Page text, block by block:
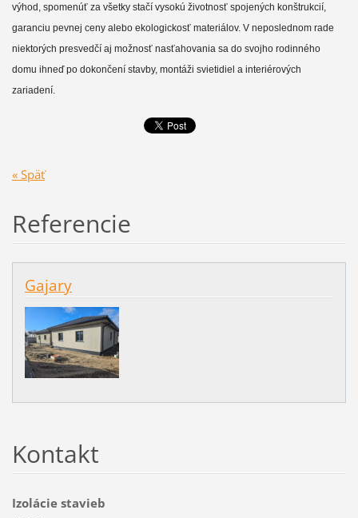
výhod, spomenúť za všetky stačí vysokú životnosť spojených konštrukcií,
garanciu pevnej ceny alebo ekologickosť materiálov. V neposlednom rade
niektorých presvedčí aj možnosť nasťahovania sa do svojho rodinného
domu ihneď po dokončení stavby, montáži svietidiel a interiérových
zariadení.
« Späť
Referencie
Gajary
Kontakt
Izolácie stavieb